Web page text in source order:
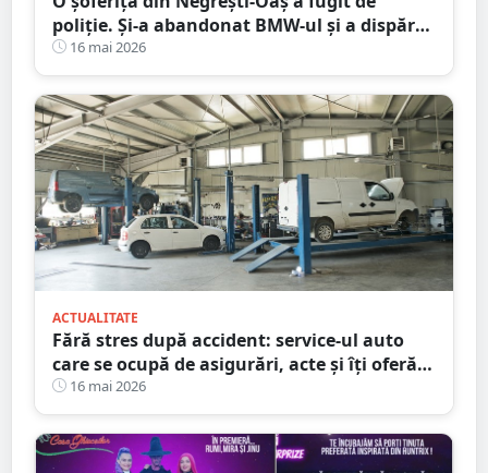
poliție. Și-a abandonat BMW-ul și a dispărut
printre blocuri
16 mai 2026
ACTUALITATE
Fără stres după accident: service-ul auto
care se ocupă de asigurări, acte și îți oferă
mașină la schimb
16 mai 2026